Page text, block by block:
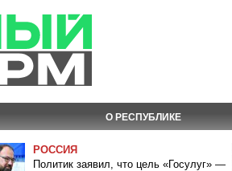
О РЕСПУБЛИКЕ
РОССИЯ
Политик заявил, что цель «Госулуг» —